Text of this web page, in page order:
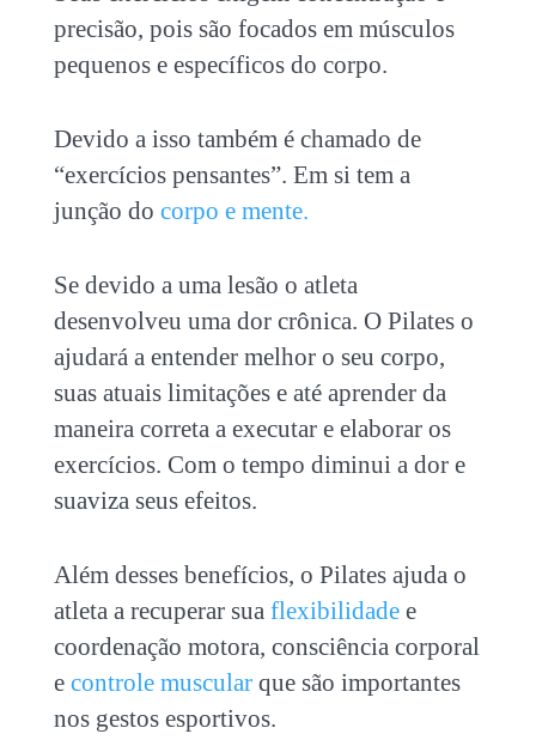
precisão, pois são focados em músculos
pequenos e específicos do corpo.
Devido a isso também é chamado de
“exercícios pensantes”. Em si tem a
junção do corpo e mente.
Se devido a uma lesão o atleta
desenvolveu uma dor crônica. O Pilates o
ajudará a entender melhor o seu corpo,
suas atuais limitações e até aprender da
maneira correta a executar e elaborar os
exercícios. Com o tempo diminui a dor e
suaviza seus efeitos.
Além desses benefícios, o Pilates ajuda o
atleta a recuperar sua flexibilidadee
coordenação motora, consciência corporal
e controle muscularque são importantes
nos gestos esportivos.